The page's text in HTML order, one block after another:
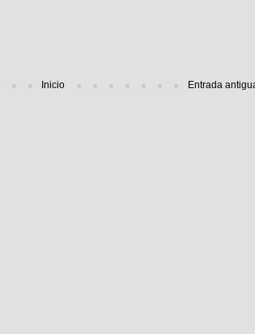
Entrada
Inicio